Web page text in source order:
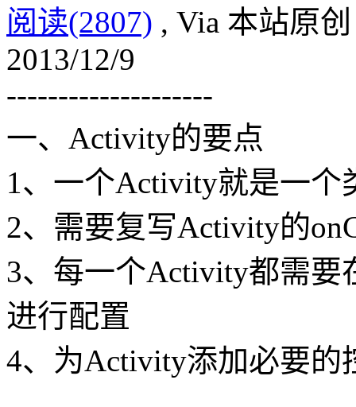
阅读(2807) , Via 本站原创
2013/12/9
--------------------
一、Activity的要点
1、一个Activity就是一
2、需要复写Activity的
3、每一个Activity都需要
进行配置
4、为Activity添加必要的